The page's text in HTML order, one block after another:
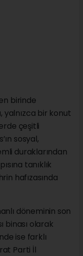
birinde
yalnızca bir konut
çeşitli
sosyal,
duraklarından
tanıklık
hafızasında
döneminin son
binası olarak
ise farklı
Parti İl